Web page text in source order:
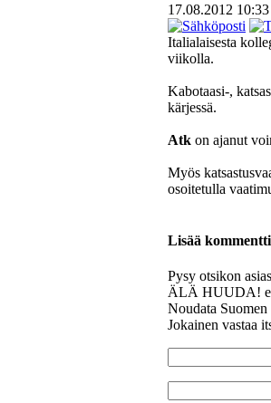
17.08.2012 10:33
Italialaisesta
viikolla.
Kabotaasi-,
kärjessä.
Atk on ajanut
Myös
osoitetulla
Lisää kommentti
Pysy otsikon
ÄLÄ HUUDA!
Noudata
Jokainen vastaa